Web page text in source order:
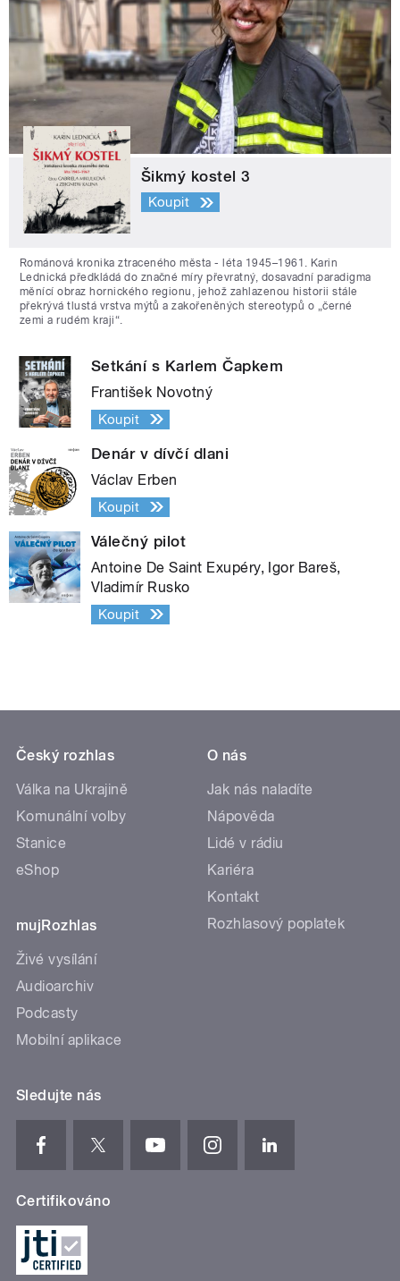
Šikmý kostel 3
Koupit
Románová kronika ztraceného města - léta 1945–1961. Karin
Lednická předkládá do značné míry převratný, dosavadní paradigma
měnící obraz hornického regionu, jehož zahlazenou historii stále
překrývá tlustá vrstva mýtů a zakořeněných stereotypů o „černé
zemi a rudém kraji“.
Setkání s Karlem Čapkem
František Novotný
Koupit
Denár v dívčí dlani
Václav Erben
Koupit
Válečný pilot
Antoine De Saint Exupéry, Igor Bareš,
Vladimír Rusko
Koupit
Český rozhlas
Válka na Ukrajině
Komunální volby
Stanice
eShop
mujRozhlas
Živé vysílání
Audioarchiv
Podcasty
Mobilní aplikace
O nás
Jak nás naladíte
Nápověda
Lidé v rádiu
Kariéra
Kontakt
Rozhlasový poplatek
Sledujte nás
Certifikováno